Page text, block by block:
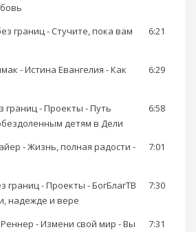
границ - Стучите, пока вам
6:21
- Истина Евангелия - Как
6:29
границ - Проекты - Путь
детям в Дели
6:58
- Жизнь, полная радости -
7:01
границ - Проекты - БогБлагТВ
надежде и вере
7:30
Реннер - Измени свой мир - Вы
7:31